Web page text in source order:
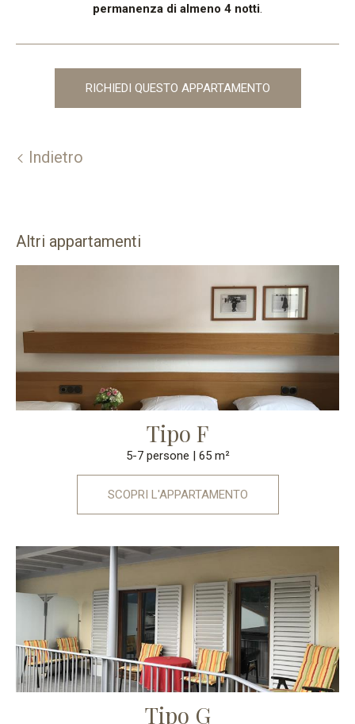
permanenza di almeno 4 notti.
RICHIEDI QUESTO APPARTAMENTO
Indietro
Altri appartamenti
Tipo F
5-7 persone | 65 m²
SCOPRI L'APPARTAMENTO
Tipo G